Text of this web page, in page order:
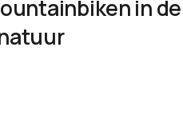
in de